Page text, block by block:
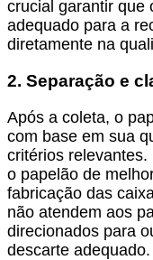
crucial garantir que
adequado para a
diretamente na
2. Separação e
Após a coleta, o
com base em sua
critérios
o papelão de
fabricação das
não atendem aos
direcionados para
descarte adequado.